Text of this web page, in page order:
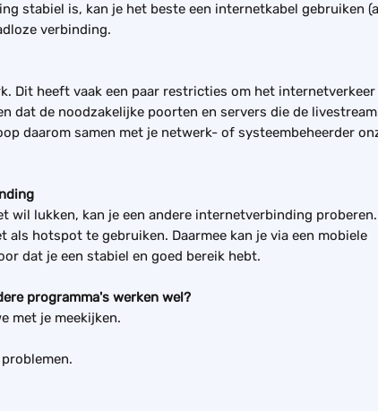
stabiel is, kan je het beste een internetkabel gebruiken
verbinding.
Dit heeft vaak een paar restricties om het internetverkeer
dat de noodzakelijke poorten en servers die de
daarom samen met je netwerk- of systeembeheerder
wil lukken, kan je een andere internetverbinding proberen.
hotspot te gebruiken. Daarmee kan je via een mobiele
dat je een stabiel en goed bereik hebt.
programma's werken wel?
met je meekijken.